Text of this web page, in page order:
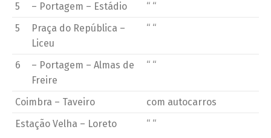
5 – Portagem – Estádio
“ “
5
Praça do República –
Liceu
“ “
6
– Portagem – Almas de
Freire
“ “
Coimbra – Taveiro
com autocarros
Estação Velha – Loreto
“ “